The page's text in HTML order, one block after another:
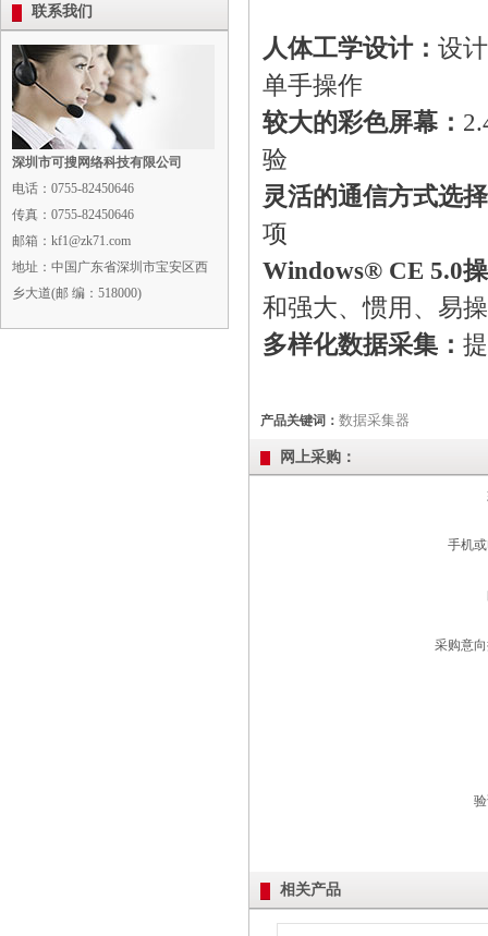
联系我们
深圳市可搜网络科技有限公司
电话： 0755-82450646
传真： 0755-82450646
邮箱：kf1@zk71.com
地址： 中国广东省深圳市宝安区西
乡大道(邮 编：518000)
人体工学设计： 设
单手操作
较大的彩色屏幕：
验
灵活的通信方式选
项
Windows® CE 5.0
和强大、惯用、易
多样化数据采集：
产品关键词： 数据采集器
网上采购：
手机
采购意
相关产品